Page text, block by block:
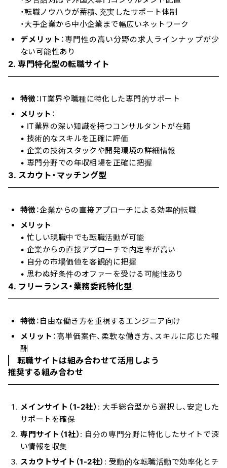
・転職ノウハウが蓄積、充実したサポート体制
・大手企業から中小企業まで幅広いネットワーク
デメリット ：専門性の高い分野の求人ラインナップが少
ない可能性あり
2. 専門特化型の転職サイト
特徴：IT業界や職種に特化した専門的サポート
メリット ：
• IT業界の深い知識を持つコンサルタントが在籍
• 技術的なスキルを正確に評価
• 企業の技術スタックや開発環境の詳細情報
• 専門分野での年収相場を正確に把握
3. スカウト・マッチング型
特徴：企業からの直接アプローチによる効率的転職
メリット
• 忙しい現職中でも転職活動が可能
• 企業からの直接アプローチで内定率が高い
• 自分の市場価値を客観的に把握
• 思わぬ好条件のオファーを受ける可能性あり
4. フリーランス・業務委託特化型
特徴：自由な働き方を重視するエンジニア向け
メリット ：高単価案件、柔軟な働き方、スキルに応じた報
酬
転職サイトは組み合わせて活用しよう
推奨する組み合わせ
メインサイト（1-2社） : 大手総合型から選択し、安定した
サポートを確保
専門サイト（1社） : 自分の専門分野に特化したサイトで深
い情報を収集
スカウトサイト（1-2社） : 受動的な転職活動で効率化とチ